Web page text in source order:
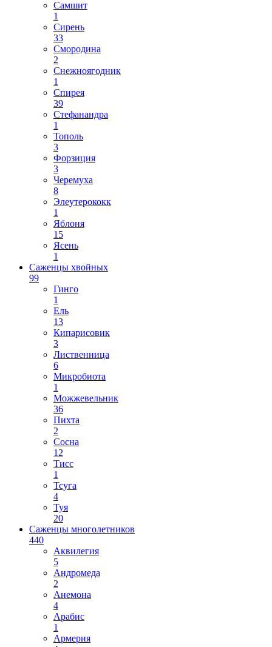
Самшит
1
Сирень
33
Смородина
2
Снежноягодник
1
Спирея
39
Стефанандра
1
Тополь
3
Форзиция
3
Черемуха
8
Элеутерококк
1
Яблоня
15
Ясень
1
Саженцы хвойных
99
Гинго
1
Ель
13
Кипарисовик
3
Лиственница
6
Микробиота
1
Можжевельник
36
Пихта
2
Сосна
12
Тисс
1
Тсуга
4
Туя
20
Саженцы многолетников
440
Аквилегия
5
Андромеда
2
Анемона
4
Арабис
1
Армерия